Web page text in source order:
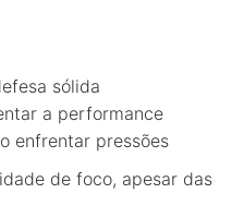
sólida
a performance
enfrentar pressões
de foco, apesar das